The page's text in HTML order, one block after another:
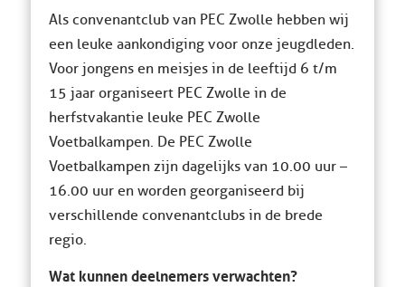
Als convenantclub van PEC Zwolle hebben wij
een leuke aankondiging voor onze jeugdleden.
Voor jongens en meisjes in de leeftijd 6 t/m
15 jaar organiseert PEC Zwolle in de
herfstvakantie leuke PEC Zwolle
Voetbalkampen. De PEC Zwolle
Voetbalkampen zijn dagelijks van 10.00 uur –
16.00 uur en worden georganiseerd bij
verschillende convenantclubs in de brede
regio.
Wat kunnen deelnemers verwachten?